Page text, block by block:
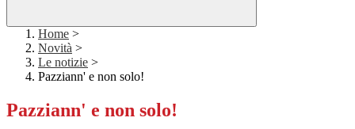
Home >
Novità >
Le notizie >
Pazziann' e non solo!
Pazziann' e non solo!